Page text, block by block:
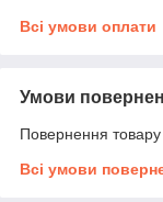
Всі умови оплати
Умови
Повернення
Всі умови